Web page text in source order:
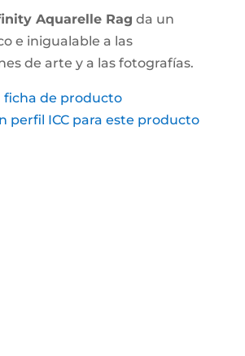
Aquarelle Rag da un
e inigualable a las
de arte y a las fotografías.
ficha de producto
perfil ICC para este producto